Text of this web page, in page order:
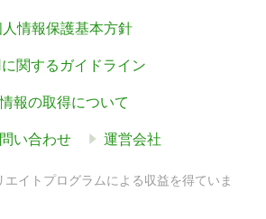
人情報保護基本方針
関するガイドライン
報の取得について
い合わせ 運営会社
イトプログラムによる収益を得ていま